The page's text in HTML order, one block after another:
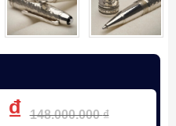
₫ 148.000.000₫